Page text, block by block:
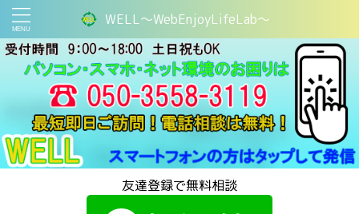
WELL～WebEnjoyLifeLab～
友達登録で無料相談